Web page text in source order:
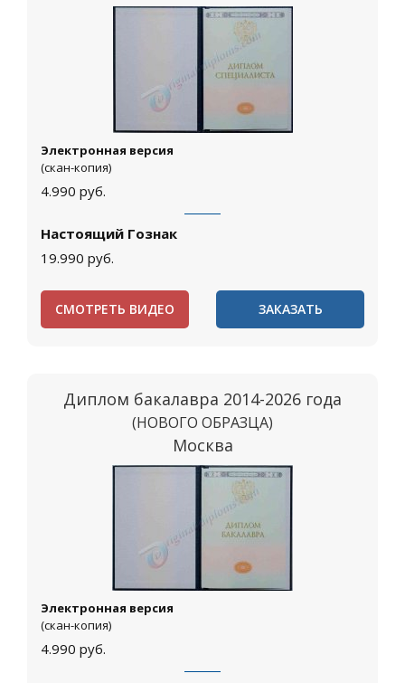
Электронная версия
(скан-копия)
4.990 руб.
Настоящий Гознак
19.990 руб.
СМОТРЕТЬ ВИДЕО ЗАКАЗАТЬ
Диплом бакалавра 2014-2026 года
(НОВОГО ОБРАЗЦА)
Москва
Электронная версия
(скан-копия)
4.990 руб.